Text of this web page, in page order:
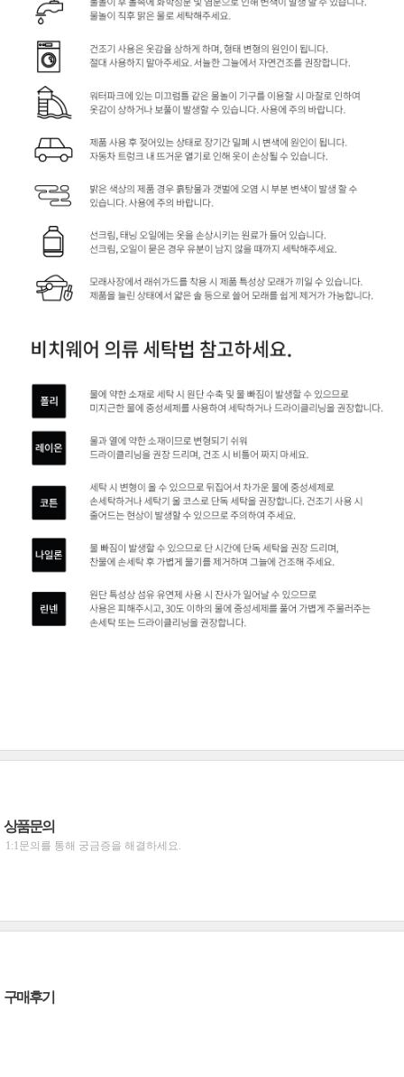
상품문의
1:1문의를 통해 궁금증을 해결하세요.
구매후기